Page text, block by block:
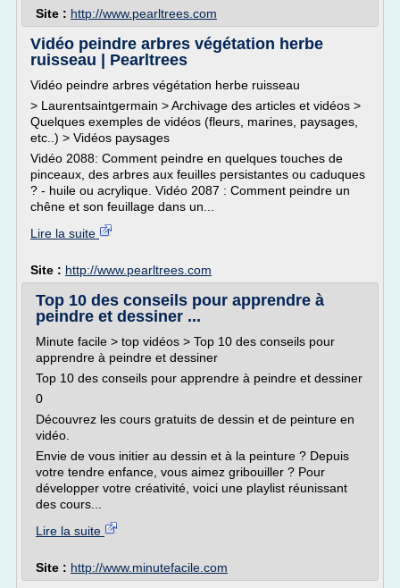
Site : http://www.pearltrees.com
Vidéo peindre arbres végétation herbe
ruisseau | Pearltrees
Vidéo peindre arbres végétation herbe ruisseau
> Laurentsaintgermain > Archivage des articles et vidéos >
Quelques exemples de vidéos (fleurs, marines, paysages,
etc..) > Vidéos paysages
Vidéo 2088: Comment peindre en quelques touches de
pinceaux, des arbres aux feuilles persistantes ou caduques
? - huile ou acrylique. Vidéo 2087 : Comment peindre un
chêne et son feuillage dans un...
Lire la suite
Site : http://www.pearltrees.com
Top 10 des conseils pour apprendre à
peindre et dessiner ...
Minute facile > top vidéos > Top 10 des conseils pour
apprendre à peindre et dessiner
Top 10 des conseils pour apprendre à peindre et dessiner
0
Découvrez les cours gratuits de dessin et de peinture en
vidéo.
Envie de vous initier au dessin et à la peinture ? Depuis
votre tendre enfance, vous aimez gribouiller ? Pour
développer votre créativité, voici une playlist réunissant
des cours...
Lire la suite
Site : http://www.minutefacile.com